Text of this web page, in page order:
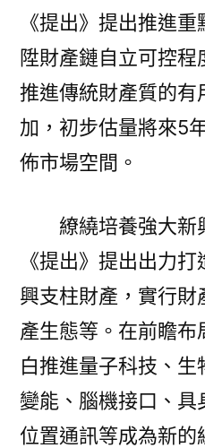
《提出》提出推進
陞財產鏈自立可控
推進傳統財產質的有
加，初步估量將來5
佈市場空間。
繚繞培養強大新
《提出》提出出力打
興支柱財產，實行
產生態等。在前瞻
白推進量子科技、
變能、腦機接口、
位置通訊等成為新的